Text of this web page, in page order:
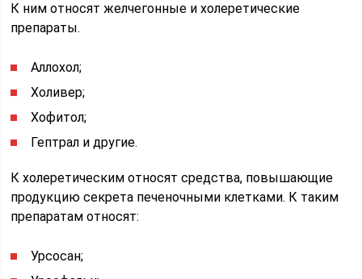
К ним относят желчегонные и холеретические
препараты.
Аллохол;
Холивер;
Хофитол;
Гептрал и другие.
К холеретическим относят средства, повышающие
продукцию секрета печеночными клетками. К таким
препаратам относят:
Урсосан;